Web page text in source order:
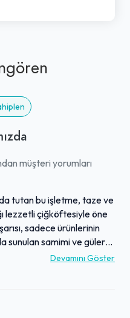
müşteri yorumları
tutan bu işletme, taze ve
lezzetli çiğköftesiyle öne
sadece ürünlerinin
sunulan samimi ve güler
Hijyen
memnun kalmaktadır.
Devamını Göster